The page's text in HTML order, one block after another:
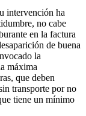
intervención ha
no cabe
en la factura
de buena
la
máxima
que deben
transporte por no
tiene un mínimo